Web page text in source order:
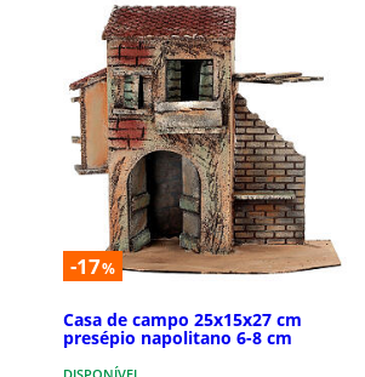
-17%
Casa de campo 25x15x27 cm
presépio napolitano 6-8 cm